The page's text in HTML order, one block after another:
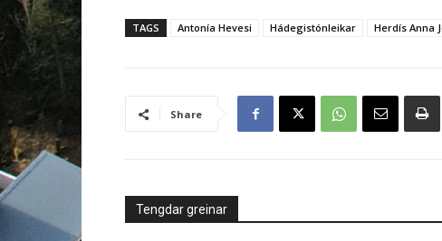
Tengdar greinar